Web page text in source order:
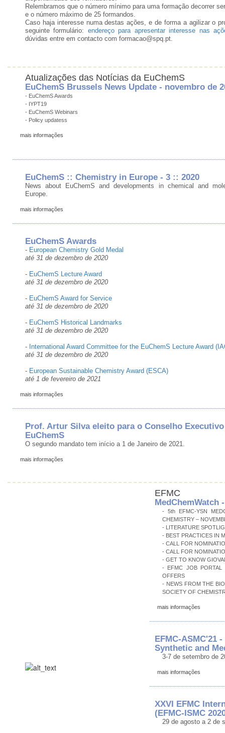
Relembramos que o número mínimo para uma formação decorrer
e o número máximo de 25 formandos.
Caso haja interesse numa destas ações, e de forma a agilizar o
seguinte formulário: endereço para apresentar interesse nas
dúvidas entre em contacto com formacao@spq.pt.
Atualizações das Notícias da EuChemS
EuChemS Brussels News Update - novembro de
- EuChemS Awards
- IYPT19
- EuChemS Webinars
- Policy updatess
mais informações
EuChemS :: Chemistry in Europe - 3 :: 2020
News about EuChemS and developments in chemical and
Europe.
mais informações
EuChemS Awards
- European Chemistry Gold Medal
até 31 de dezembro de 2020
- EuChemS Lecture Award
até 31 de dezembro de 2020
- EuChemS Award for Service
até 31 de dezembro de 2020
- EuChemS Historical Landmarks
até 31 de dezembro de 2020
- International Award Committee for the EuChemS Lecture Award
até 31 de dezembro de 2020
- European Sustainable Chemistry Award (ESCA)
até 1 de fevereiro de 2021
mais informações
Prof. Artur Silva eleito para o Conselho
EuChemS
O segundo mandato tem início a 1 de Janeiro de 2021.
mais informações
EFMC
MedChemWatch
- 5th EFMC-YSN
CHEMISTRY –
- LITERATURE
- BEST PRACTICES IN
- CALL FOR
- CALL FOR
- GET TO KNOW
- EFMC JOB PORTAL
OFFERS
- NEWS FROM THE
SOCIETY OF
mais informações
EFMC-ASMC'21
Synthetic and
3-7 de setembro de
mais informações
XXVI EFMC
(EFMC-ISMC
29 de agosto a 2 de